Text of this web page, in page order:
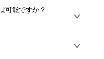
刷など、大口注文の場合
するエコバッグコンシェル
ェルをご利用ください。製
ば多いほど、オンデマンド
格で製作することが可能で
、JPG / PNG / AI / PSD /
。データの最大サイズ
ード可能です。使用できな
ります。（※ Illustratorか
可能ですか？
ります。30個以上のご製
サポートが担当するエコバ